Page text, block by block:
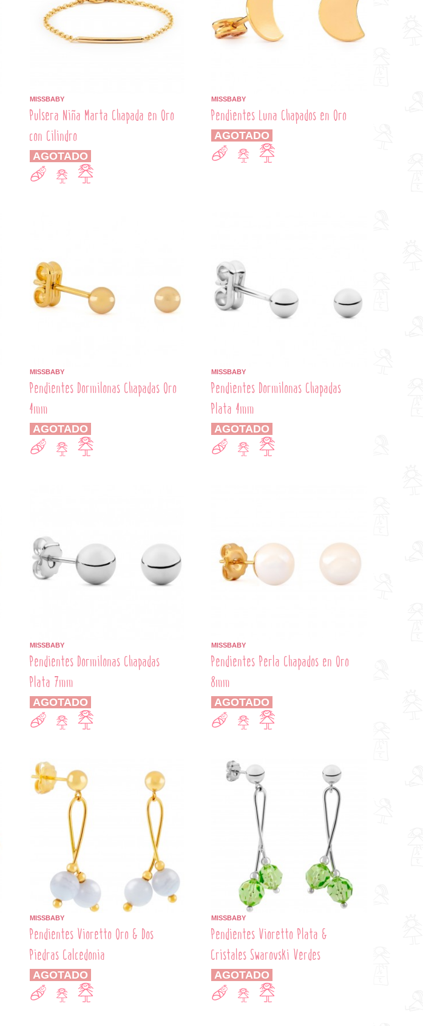
MISSBABY
Pulsera Niña Marta Chapada en Oro
con Cilindro
AGOTADO
MISSBABY
Pendientes Luna Chapados en Oro
AGOTADO
MISSBABY
Pendientes Dormilonas Chapadas Oro
4mm
AGOTADO
MISSBABY
Pendientes Dormilonas Chapadas
Plata 4mm
AGOTADO
MISSBABY
Pendientes Dormilonas Chapadas
Plata 7mm
AGOTADO
MISSBABY
Pendientes Perla Chapados en Oro
8mm
AGOTADO
MISSBABY
Pendientes Vioretto Oro & Dos
Piedras Calcedonia
AGOTADO
MISSBABY
Pendientes Vioretto Plata &
Cristales Swarovski Verdes
AGOTADO